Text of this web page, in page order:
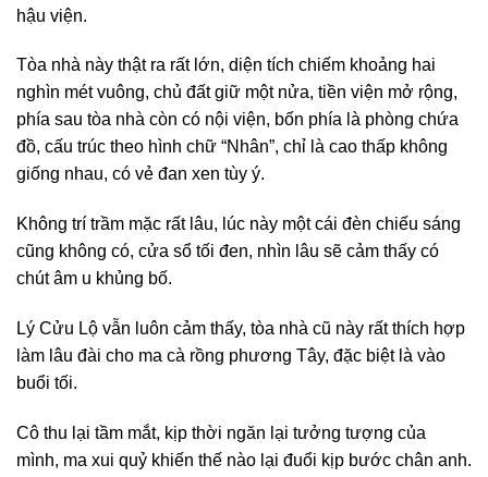
hậu viện.
Tòa nhà này thật ra rất lớn, diện tích chiếm khoảng hai
nghìn mét vuông, chủ đất giữ một nửa, tiền viện mở rộng,
phía sau tòa nhà còn có nội viện, bốn phía là phòng chứa
đồ, cấu trúc theo hình chữ “Nhân”, chỉ là cao thấp không
giống nhau, có vẻ đan xen tùy ý.
Không trí trầm mặc rất lâu, lúc này một cái đèn chiếu sáng
cũng không có, cửa sổ tối đen, nhìn lâu sẽ cảm thấy có
chút âm u khủng bố.
Lý Cửu Lộ vẫn luôn cảm thấy, tòa nhà cũ này rất thích hợp
làm lâu đài cho ma cà rồng phương Tây, đặc biệt là vào
buổi tối.
Cô thu lại tầm mắt, kịp thời ngăn lại tưởng tượng của
mình, ma xui quỷ khiến thế nào lại đuổi kịp bước chân anh.